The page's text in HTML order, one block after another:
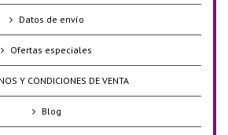
Datos de envío
Ofertas especiales
Y CONDICIONES DE VENTA
Blog